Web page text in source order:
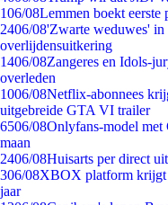
106/08Lemmen boekt
2406/08'Zwarte weduwes' in
overlijdensuitkering
1406/08Zangeres en Idols-
overleden
1006/08Netflix-abonnees
uitgebreide GTA VI trailer
6506/08Onlyfans-model met
maan
2406/08Huisarts per direct
306/08XBOX platform krijgt
jaar